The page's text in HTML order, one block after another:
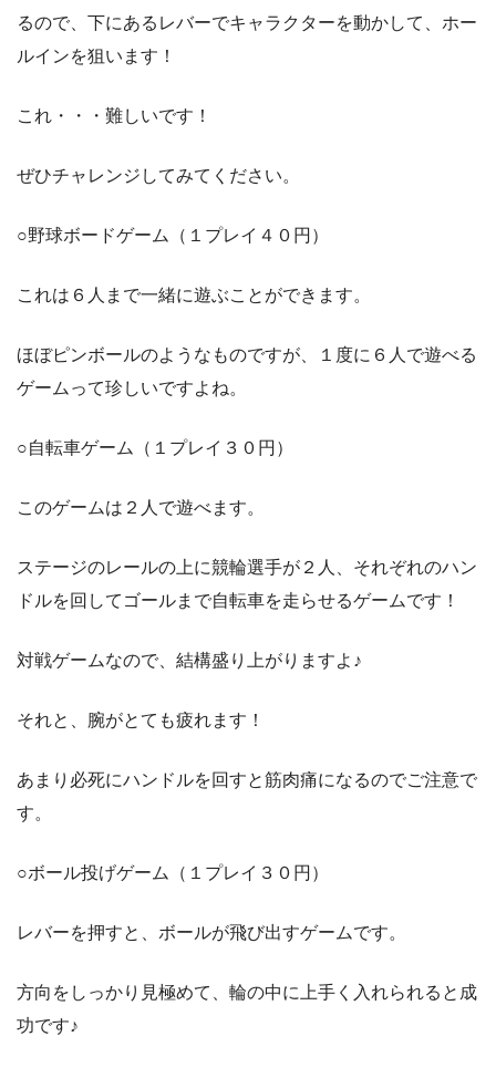
るので、下にあるレバーでキャラクターを動かして、ホー
ルインを狙います！
これ・・・難しいです！
ぜひチャレンジしてみてください。
○野球ボードゲーム（１プレイ４０円）
これは６人まで一緒に遊ぶことができます。
ほぼピンボールのようなものですが、１度に６人で遊べる
ゲームって珍しいですよね。
○自転車ゲーム（１プレイ３０円）
このゲームは２人で遊べます。
ステージのレールの上に競輪選手が２人、それぞれのハン
ドルを回してゴールまで自転車を走らせるゲームです！
対戦ゲームなので、結構盛り上がりますよ♪
それと、腕がとても疲れます！
あまり必死にハンドルを回すと筋肉痛になるのでご注意で
す。
○ボール投げゲーム（１プレイ３０円）
レバーを押すと、ボールが飛び出すゲームです。
方向をしっかり見極めて、輪の中に上手く入れられると成
功です♪